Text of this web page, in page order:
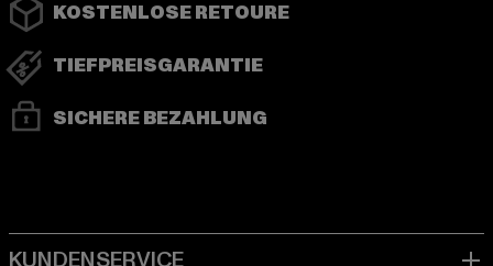
KOSTENLOSE RETOURE
TIEFPREISGARANTIE
SICHERE BEZAHLUNG